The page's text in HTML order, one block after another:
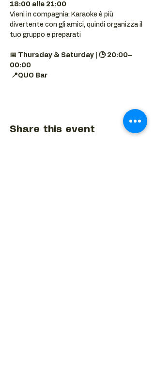
18:00 alle 21:00
Vieni in compagnia: Karaoke è più
divertente con gli amici, quindi organizza il
tuo gruppo e preparati
📅 Thursday & Saturday | 🕒 20:00–
00:00
📍QUO Bar
Share this event